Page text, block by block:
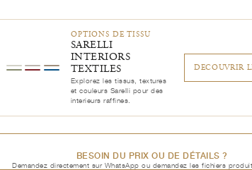
OPTIONS DE TISSU
SARELLI
INTERIORS
TEXTILES
Explorez les tissus, textures
et couleurs Sarelli pour des
interieurs raffines.
DECOUVRIR
BESOIN DU PRIX OU DE DÉTAILS ?
Demandez directement sur WhatsApp ou demandez les fichiers